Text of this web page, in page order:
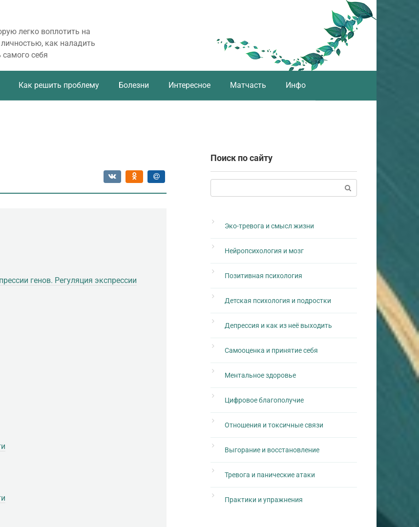
легко воплотить на
как наладить
себя
Как решить проблему Болезни Интересное Матчасть Инфо
генов. Регуляция экспрессии
Поиск по сайту
Эко-тревога и смысл жизни
Нейропсихология и мозг
Позитивная психология
Детская психология и подростки
Депрессия и как из неё выходить
Самооценка и принятие себя
Ментальное здоровье
Цифровое благополучие
Отношения и токсичные связи
Выгорание и восстановление
Тревога и панические атаки
Практики и упражнения